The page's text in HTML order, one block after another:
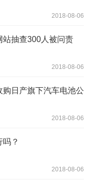
2018-08-06
站抽查300人被问责
2018-08-06
购日产旗下汽车电池公
2018-08-06
？
2018-08-06